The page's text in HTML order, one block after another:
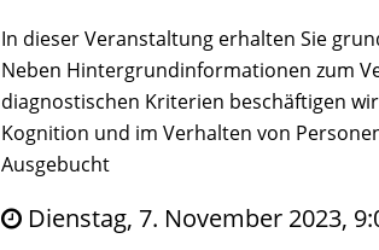
In dieser Veranstaltung erhalten Sie
Neben Hintergrundinformationen zum
diagnostischen Kriterien beschäftigen
Kognition und im Verhalten von
Ausgebucht
Dienstag, 7. November 2023,